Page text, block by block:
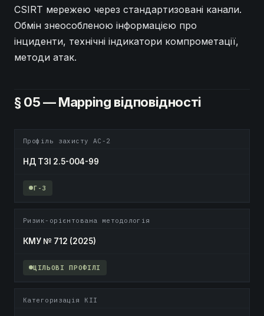
CSIRT мережею через стандартизовані канали.
Обмін знеособленою інформацією про
інциденти, технічні індикатори компрометації,
методи атак.
§ 05 — Mapping відповідності
Профіль захисту АС-2
НД ТЗІ 2.5-004-99
Г-3
Ризик-орієнтована методологія
КМУ № 712 (2025)
ЦІЛЬОВІ ПРОФІЛІ
Категоризація КІІ